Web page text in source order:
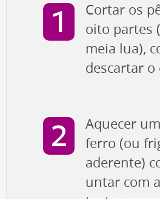
Cortar os
oito partes
meia lua),
descartar o
Aquecer
ferro (ou
aderente)
untar com